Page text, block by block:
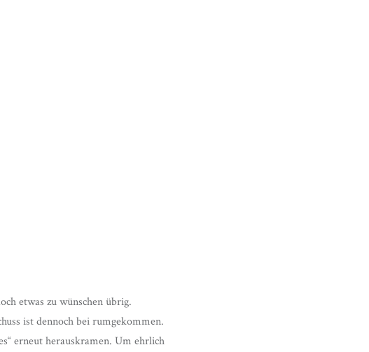
etwas zu wünschen übrig.
ist dennoch bei rumgekommen.
erneut herauskramen. Um ehrlich